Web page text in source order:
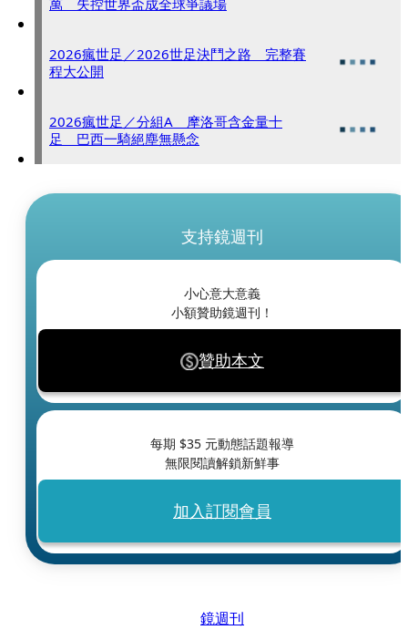
萬 失控世界盃成全球爭議場
2026瘋世足／2026世足決鬥之路 完整賽
程大公開
2026瘋世足／分組A 摩洛哥含金量十
足 巴西一騎絕塵無懸念
支持鏡週刊
小心意大意義
小額贊助鏡週刊！
贊助本文
每期 $35 元動態話題報導
無限閱讀解鎖新鮮事
加入訂閱會員
鏡週刊